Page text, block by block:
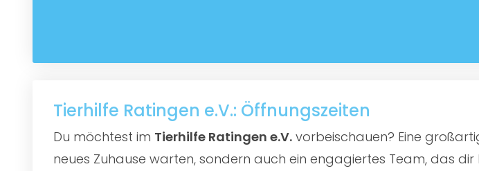
Tierhilfe Ratingen e.V.: Öffnungszeiten
Du möchtest im Tierhilfe Ratingen e.V. vorbeischauen? Eine
neues Zuhause warten, sondern auch ein engagiertes Team, das